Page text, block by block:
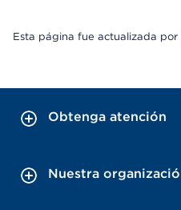
Esta página fue actualizada
Obtenga atención
Nuestra